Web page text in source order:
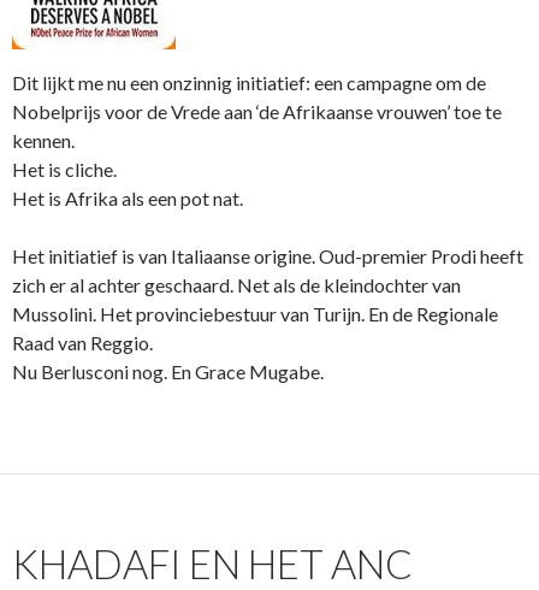
Dit lijkt me nu een onzinnig initiatief: een campagne om de
Nobelprijs voor de Vrede aan ‘de Afrikaanse vrouwen’ toe te
kennen.
Het is cliche.
Het is Afrika als een pot nat.
Het initiatief is van Italiaanse origine. Oud-premier Prodi heeft
zich er al achter geschaard. Net als de kleindochter van
Mussolini. Het provinciebestuur van Turijn. En de Regionale
Raad van Reggio.
Nu Berlusconi nog. En Grace Mugabe.
KHADAFI EN HET ANC